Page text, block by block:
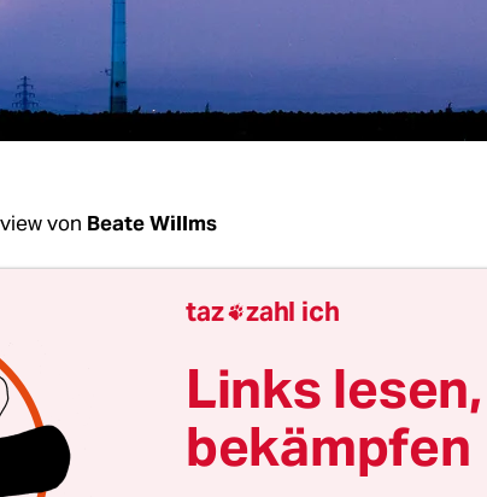
von Beate Willms
in einem Satz: Was ist an der
: Wir orientieren uns nicht nur am
Ziele erreichen und die Welt ein
taz zahl ich
Links
bekämpfen